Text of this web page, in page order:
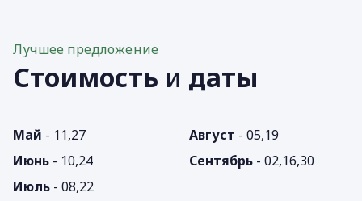
Лучшее предложение
Стоимость и даты
Май - 11,27
Июнь - 10,24
Июль - 08,22
Август - 05,19
Сентябрь - 02,16,30